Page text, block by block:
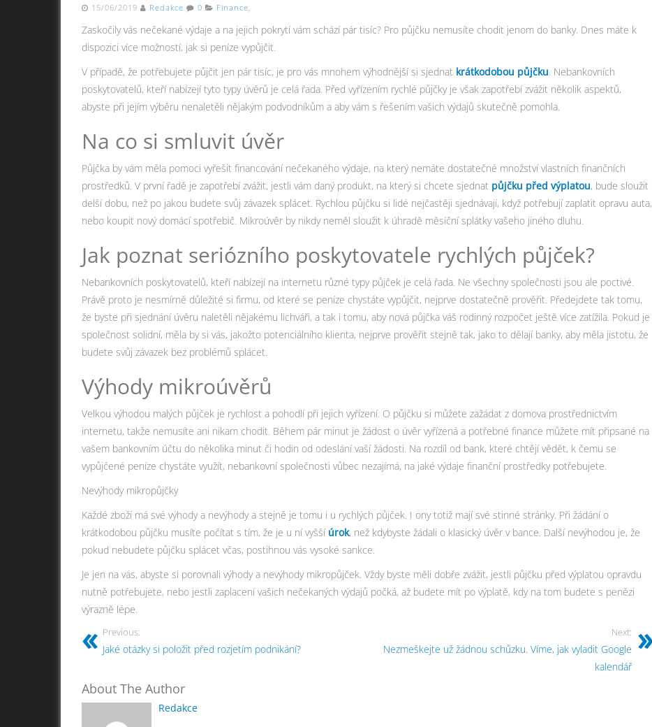
15/06/2019 Redakce 0 Finance,
Zaskočily vás nečekané výdaje a na jejich pokrytí vám schází pár tisíc? Pro půjčku nemusíte chodit jenom do banky. Dnes máte k
dispozici více možností, jak si peníze vypůjčit.
V případě, že potřebujete půjčit jen pár tisíc, je pro vás mnohem výhodnější si sjednat krátkodobou půjčku. Nebankovních
poskytovatelů, kteří nabízejí tyto typy úvěrů je celá řada. Před vyřízením rychlé půjčky je však zapotřebí zvážit několik aspektů,
abyste při jejím výběru nenaletěli nějakým podvodníkům a aby vám s řešením vašich výdajů skutečně pomohla.
Na co si smluvit úvěr
Půjčka by vám měla pomoci vyřešit financování nečekaného výdaje, na který nemáte dostatečné množství vlastních finančních
prostředků. V první řadě je zapotřebí zvážit, jestli vám daný produkt, na který si chcete sjednat půjčku před výplatou, bude sloužit
delší dobu, než po jakou budete svůj závazek splácet. Rychlou půjčku si lidé nejčastěji sjednávají, když potřebují zaplatit opravu auta,
nebo koupit nový domácí spotřebič. Mikroúvěr by nikdy neměl sloužit k úhradě měsíční splátky vašeho jiného dluhu.
Jak poznat seriózního poskytovatele rychlých půjček?
Nebankovních poskytovatelů, kteří nabízejí na internetu různé typy půjček je celá řada. Ne všechny společnosti jsou ale poctivé.
Právě proto je nesmírně důležité si firmu, od které se peníze chystáte vypůjčit, nejprve dostatečně prověřit. Předejdete tak tomu,
že byste při sjednání úvěru naletěli nějakému lichváři, a tak i tomu, aby nová půjčka váš rodinný rozpočet ještě více zatížila. Pokud je
společnost solidní, měla by si vás, jakožto potenciálního klienta, nejprve prověřit stejně tak, jako to dělají banky, aby měla jistotu, že
budete svůj závazek bez problémů splácet.
Výhody mikroúvěrů
Velkou výhodou malých půjček je rychlost a pohodlí při jejich vyřízení. O půjčku si můžete zažádat z domova prostřednictvím
internetu, takže nemusíte ani nikam chodit. Během pár minut je žádost o úvěr vyřízená a potřebné finance můžete mít připsané na
vašem bankovním účtu do několika minut či hodin od odeslání vaší žádosti. Na rozdíl od bank, které chtějí vědět, k čemu se
vypůjčené peníze chystáte využít, nebankovní společnosti vůbec nezajímá, na jaké výdaje finanční prostředky potřebujete.
Nevýhody mikropůjčky
Každé zboží má své výhody a nevýhody a stejně je tomu i u rychlých půjček. I ony totiž mají své stinné stránky. Při žádání o
krátkodobou půjčku musíte počítat s tím, že je u ní vyšší úrok, než kdybyste žádali o klasický úvěr v bance. Další nevýhodou je, že
pokud nebudete půjčku splácet včas, postihnou vás vysoké sankce.
Je jen na vás, abyste si porovnali výhody a nevýhody mikropůjček. Vždy byste měli dobře zvážit, jestli půjčku před výplatou opravdu
nutně potřebujete, nebo jestli zaplacení vašich nečekaných výdajů počká, až budete mít po výplatě, kdy na tom budete s penězi
výrazně lépe.
Previous:
Jaké otázky si položit před rozjetím podnikání?
Next:
Nezmeškejte už žádnou schůzku. Víme, jak vyladit Google
kalendář
About The Author
Redakce